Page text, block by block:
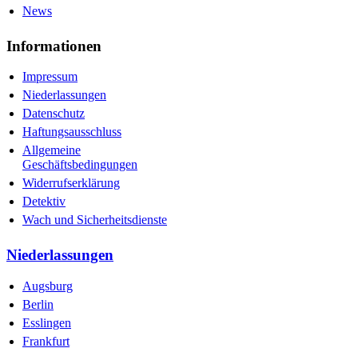
News
Informationen
Impressum
Niederlassungen
Datenschutz
Haftungsausschluss
Allgemeine
Geschäftsbedingungen
Widerrufserklärung
Detektiv
Wach und Sicherheitsdienste
Niederlassungen
Augsburg
Berlin
Esslingen
Frankfurt